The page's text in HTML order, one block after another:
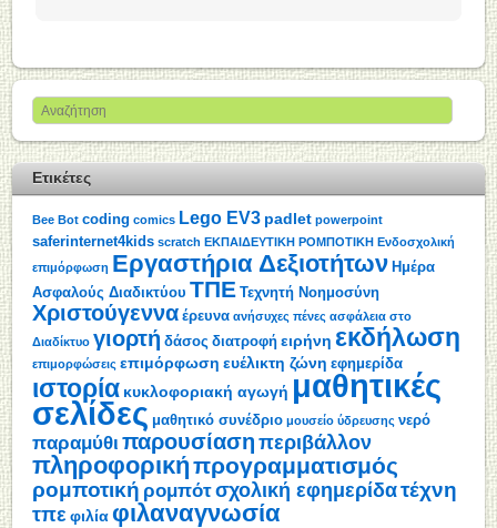
Ετικέτες
Bee Bot coding comics Lego EV3 padlet powerpoint
saferinternet4kids scratch ΕΚΠΑΙΔΕΥΤΙΚΗ ΡΟΜΠΟΤΙΚΗ Ενδοσχολική
επιμόρφωση Εργαστήρια Δεξιοτήτων Ημέρα
Ασφαλούς Διαδικτύου ΤΠΕ Τεχνητή Νοημοσύνη
Χριστούγεννα έρευνα ανήσυχες πένες ασφάλεια στο
Διαδίκτυο γιορτή δάσος διατροφή ειρήνη εκδήλωση
επιμορφώσεις επιμόρφωση ευέλικτη ζώνη εφημερίδα
ιστορία κυκλοφοριακή αγωγή μαθητικές
σελίδες μαθητικό συνέδριο μουσείο ύδρευσης νερό
παραμύθι παρουσίαση περιβάλλον
πληροφορικήπρογραμματισμός
ρομποτική ρομπότσχολική εφημερίδατέχνη
τπε φιλία φιλαναγνωσία